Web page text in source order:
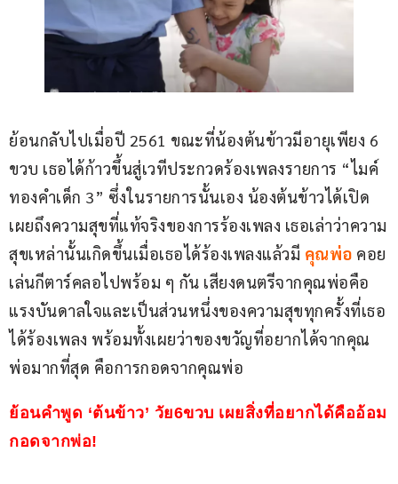
ย้อนกลับไปเมื่อปี 2561 ขณะที่น้องต้นข้าวมีอายุเพียง 6
ขวบ เธอได้ก้าวขึ้นสู่เวทีประกวดร้องเพลงรายการ “ไมค์
ทองคำเด็ก 3” ซึ่งในรายการนั้นเอง น้องต้นข้าวได้เปิด
เผยถึงความสุขที่แท้จริงของการร้องเพลง เธอเล่าว่าความ
สุขเหล่านั้นเกิดขึ้นเมื่อเธอได้ร้องเพลงแล้วมี คุณพ่อ คอย
เล่นกีตาร์คลอไปพร้อม ๆ กัน เสียงดนตรีจากคุณพ่อคือ
แรงบันดาลใจและเป็นส่วนหนึ่งของความสุขทุกครั้งที่เธอ
ได้ร้องเพลง พร้อมทั้งเผยว่าของขวัญที่อยากได้จากคุณ
พ่อมากที่สุด คือการกอดจากคุณพ่อ
ย้อนคำพูด ‘ต้นข้าว’ วัย6ขวบ เผยสิ่งที่อยากได้คืออ้อม
กอดจากพ่อ!